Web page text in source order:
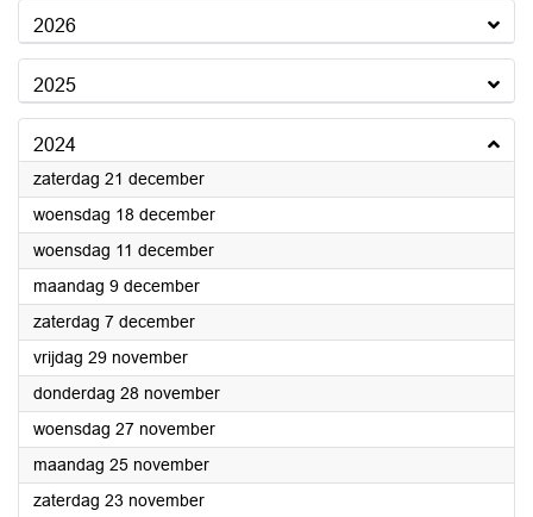
2026
2025
2024
zaterdag 21 december2024
woensdag 18 december2024
woensdag 11 december2024
maandag 9 december2024
zaterdag 7 december2024
vrijdag 29 november2024
donderdag 28 november2024
woensdag 27 november2024
maandag 25 november2024
zaterdag 23 november2024